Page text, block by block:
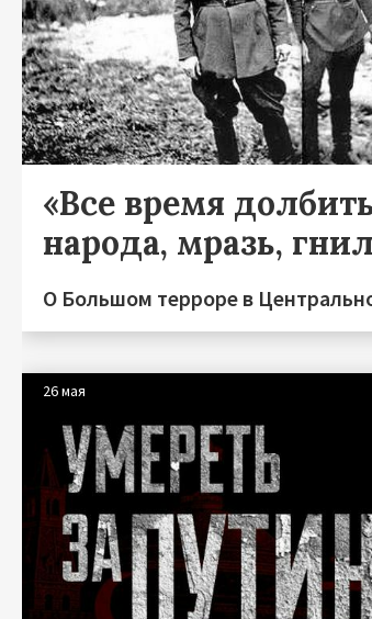
«Все время
народа, мразь,
О Большом терроре в
26 мая